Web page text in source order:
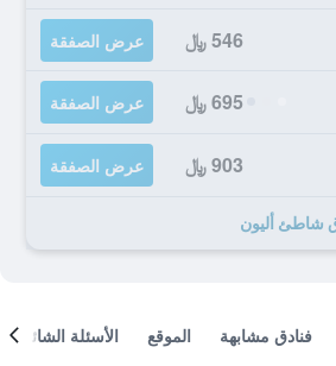
546 ﷼ عرض الصفقة
695 ﷼ عرض الصفقة
903 ﷼ عرض الصفقة
فنادق مشابهة الموقع الأسئلة الشائعة